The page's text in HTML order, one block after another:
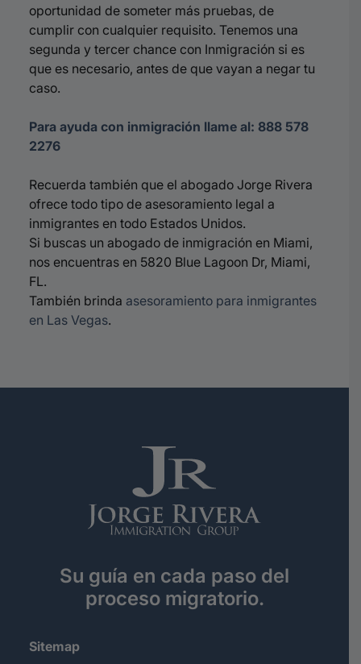
oportunidad de someter más pruebas, de
cumplir con cualquier requisito. Tenemos una
segunda y tercer chance con Inmigración si es
que es necesario, antes de que vayan a negar tu
caso.
Para ayuda con inmigración llame al: 888 578
2276
Recuerda también que el abogado Jorge Rivera
ofrece todo tipo de asesoramiento legal a
inmigrantes en todo Estados Unidos.
Si buscas un abogado de inmigración en Miami,
nos encuentras en 5820 Blue Lagoon Dr, Miami,
FL.
También brinda asesoramiento para inmigrantes
en Las Vegas.
Su guía en cada paso del
proceso migratorio.
Sitemap